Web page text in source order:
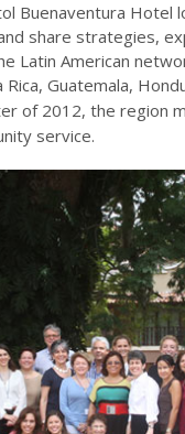
Buenaventura Hotel
share strategies,
Latin American
Guatemala,
of 2012, the region
service.